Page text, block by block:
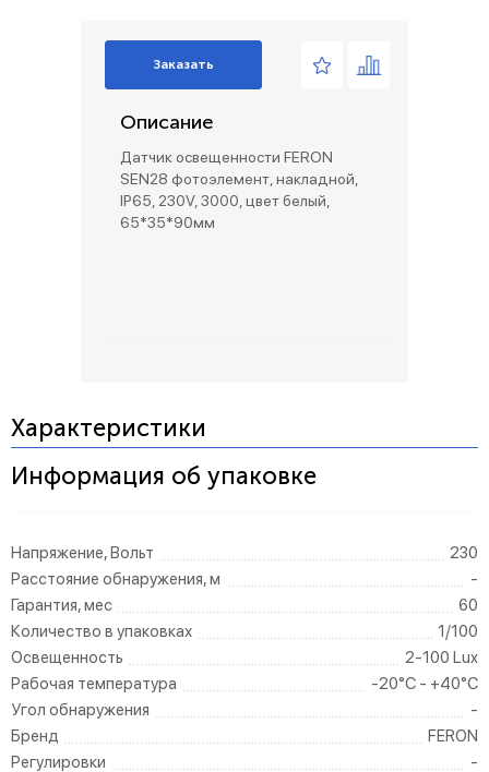
Заказать
Описание
Датчик освещенности FERON
SEN28 фотоэлемент, накладной,
IP65, 230V, 3000, цвет белый,
65*35*90мм
Характеристики
Информация об упаковке
Напряжение, Вольт
230
Расстояние обнаружения, м
-
Гарантия, мес
60
Количество в упаковках
1/100
Освещенность
2-100 Lux
Рабочая температура
-20°C - +40°C
Угол обнаружения
-
Бренд
FERON
Регулировки
-